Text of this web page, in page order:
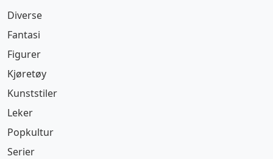
Diverse
Fantasi
Figurer
Kjøretøy
Kunststiler
Leker
Popkultur
Serier